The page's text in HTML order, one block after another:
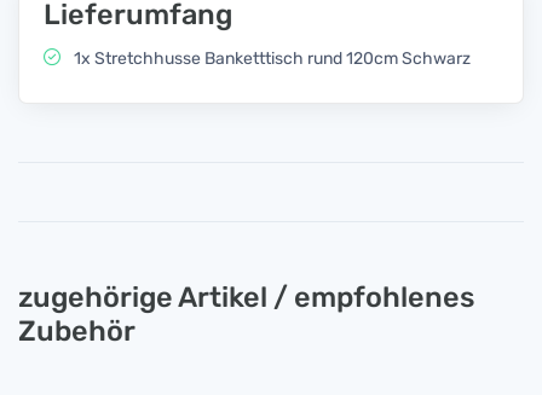
Lieferumfang
1x Stretchhusse Banketttisch rund 120cm Schwarz
zugehörige Artikel / empfohlenes
Zubehör